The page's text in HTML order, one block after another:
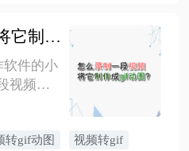
怎么录制一段视频将它制作成gif动图
软件的小
视频将
，下面
。
转gif动图 视频转gif